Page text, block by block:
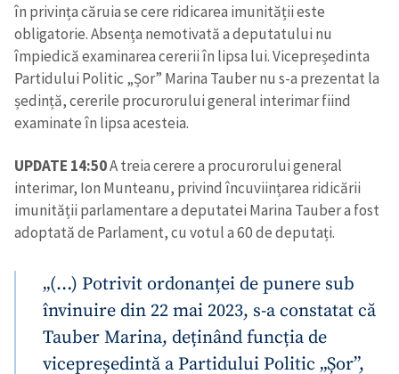
în privința căruia se cere ridicarea imunității este
obligatorie. Absența nemotivată a deputatului nu
împiedică examinarea cererii în lipsa lui. Vicepreședinta
Partidului Politic „Șor” Marina Tauber nu s-a prezentat la
ședință, cererile procurorului general interimar fiind
examinate în lipsa acesteia.
UPDATE 14:50A treia cerere a procurorului general
interimar, Ion Munteanu, privind încuviințarea ridicării
imunității parlamentare a deputatei Marina Tauber a fost
adoptată de Parlament, cu votul a 60 de deputați.
„(…) Potrivit ordonanței de punere sub
învinuire din 22 mai 2023, s-a constatat că
Tauber Marina, deținând funcția de
vicepreședintă a Partidului Politic „Șor”,